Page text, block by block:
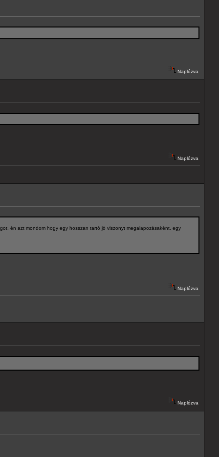
Naplózva
Naplózva
én azt mondom hogy egy hosszan tartó jó viszonyt megalapozásaként, egy
Naplózva
Naplózva